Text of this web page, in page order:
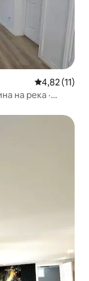
Просечна
4,82 (11)
на река ·